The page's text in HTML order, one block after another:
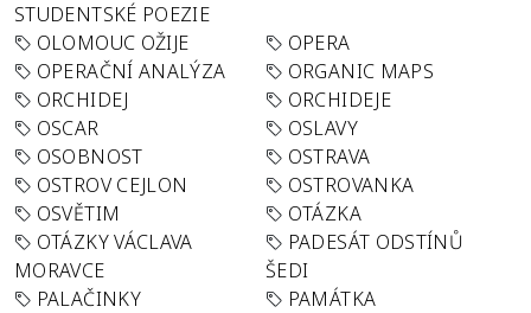
STUDENTSKÉ POEZIE
OLOMOUC OŽIJE
OPERA
OPERAČNÍ ANALÝZA
ORGANIC MAPS
ORCHIDEJ
ORCHIDEJE
OSCAR
OSLAVY
OSOBNOST
OSTRAVA
OSTROV CEJLON
OSTROVANKA
OSVĚTIM
OTÁZKA
OTÁZKY VÁCLAVA
MORAVCE
PADESÁT ODSTÍNŮ
ŠEDI
PALAČINKY
PAMÁTKA